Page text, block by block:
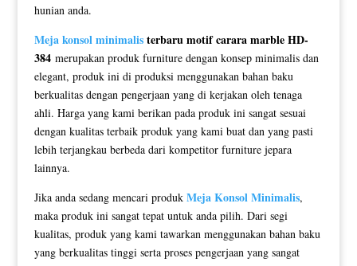
hunian anda.
Meja konsol minimalisterbaru motif carara marble HD-
384merupakan produk furniture dengan konsep minimalis dan
elegant, produk ini di produksi menggunakan bahan baku
berkualitas dengan pengerjaan yang di kerjakan oleh tenaga
ahli. Harga yang kami berikan pada produk ini sangat sesuai
dengan kualitas terbaik produk yang kami buat dan yang pasti
lebih terjangkau berbeda dari kompetitor furniture jepara
lainnya.
Jika anda sedang mencari produk Meja Konsol Minimalis,
maka produk ini sangat tepat untuk anda pilih. Dari segi
kualitas, produk yang kami tawarkan menggunakan bahan baku
yang berkualitas tinggi serta proses pengerjaan yang sangat